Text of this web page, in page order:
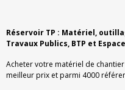
Réservoir TP : Matériel,
Travaux Publics, BTP et
Acheter votre matériel de
meilleur prix et parmi 4000